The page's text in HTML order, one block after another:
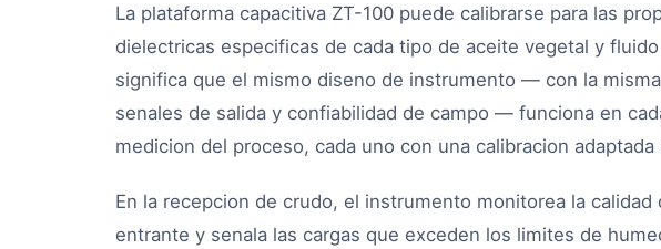
La plataforma capacitiva ZT-100 puede calibrarse para las
dielectricas especificas de cada tipo de aceite vegetal y
significa que el mismo diseno de instrumento — con la
senales de salida y confiabilidad de campo — funciona en
medicion del proceso, cada uno con una calibracion adaptada
En la recepcion de crudo, el instrumento monitorea la calidad
entrante y senala las cargas que exceden los limites de